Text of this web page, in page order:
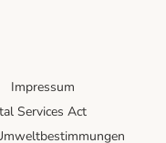
Impressum
Services Act